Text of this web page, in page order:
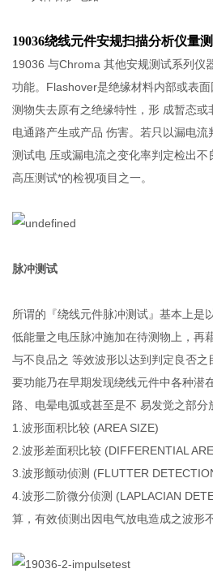
19036绕线元件安规扫描分析仪量
19036 与Chroma 其他安规测试系列仪
功能。Flashover是绝缘材料内部或表
测物失去原有之绝缘特性，形 成暂态或
电通路产生或产品 伤害。若只以漏电流
测试电 压或漏电流之变化率判定检出
高压测试*的检视项目之一。
脉冲测试
所谓的『绕线元件脉冲测试』基本上是
低能量之电压脉冲施加在待测物上，再
与不良品之 等效波形以达到判定良否之
要功能乃在早期发现绕线元件中各种潜
路、电晕电弧或甚至是不 易发觉之部
1.波形面积比较 (AREA SIZE)
2.波形差面积比较 (DIFFERENTIAL
3.波形颤动侦测 (FLUTTER
4.波形二阶微分侦测 (LAPLACIAN
算，有效侦测出因电气放电造成之波形